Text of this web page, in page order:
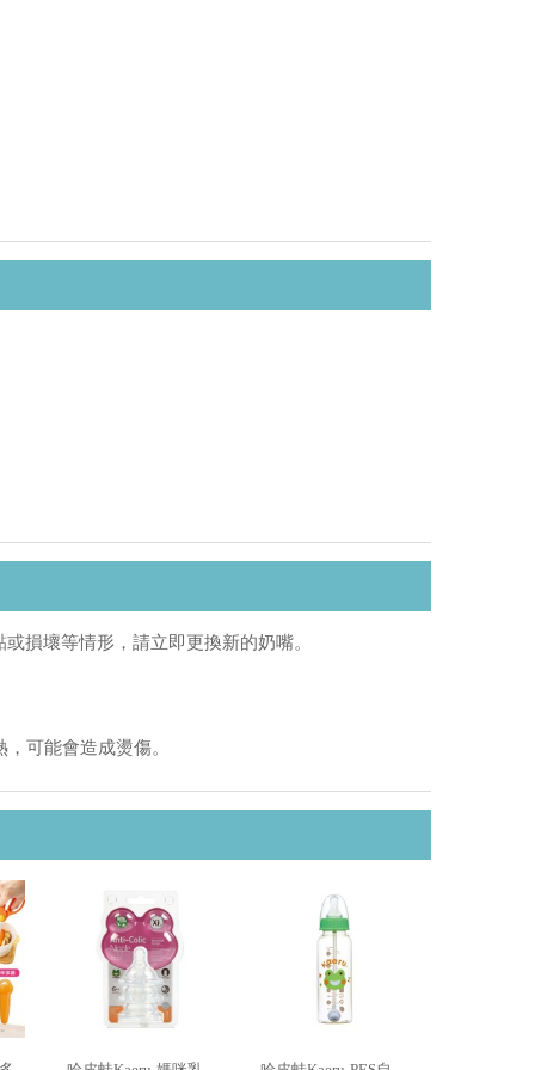
損壞等情形，請立即更換新的奶嘴。
可能會造成燙傷。